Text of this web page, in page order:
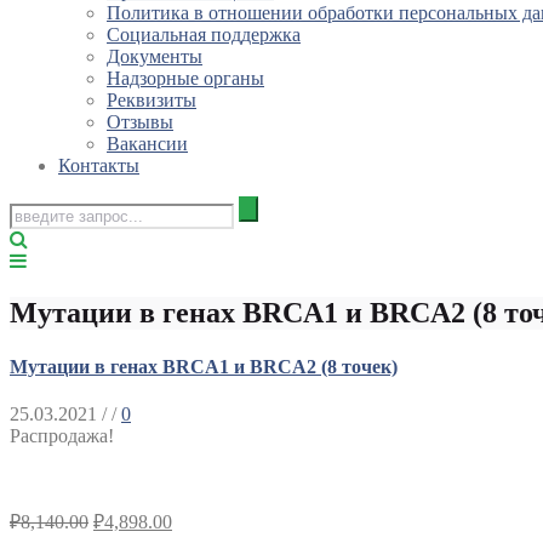
Политика в отношении обработки персональных
Социальная поддержка
Документы
Надзорные органы
Реквизиты
Отзывы
Вакансии
Контакты
Мутации в генах BRCA1 и BRCA2 (8
Мутации в генах BRCA1 и BRCA2 (8 точек)
25.03.2021 / /0
Распродажа!
₽8,140.00 ₽4,898.00